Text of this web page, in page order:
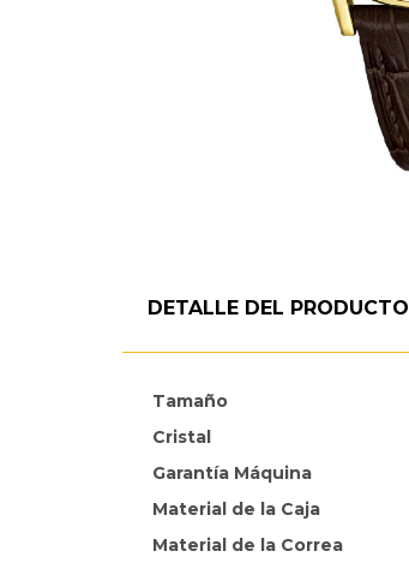
DETALLE DEL PRODUCTO
Tamaño
Cristal
Garantía Máquina
Material de la Caja
Material de la Correa